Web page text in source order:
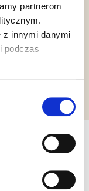
partnerom
z innymi danymi
podczas